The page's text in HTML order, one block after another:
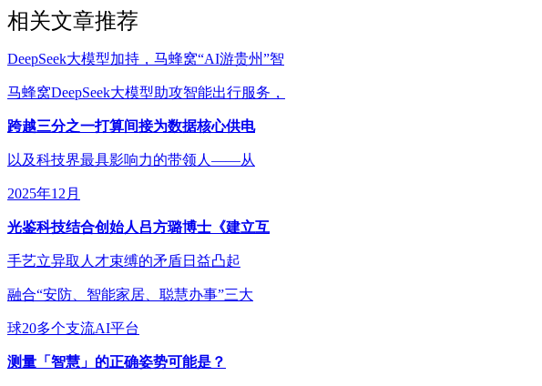
相关文章推荐
DeepSeek大模型加持，马蜂窝“AI游贵州”智
马蜂窝DeepSeek大模型助攻智能出行服务，
跨越三分之一打算间接为数据核心供电
以及科技界最具影响力的带领人——从
2025年12月
光鉴科技结合创始人吕方璐博士《建立互
手艺立异取人才束缚的矛盾日益凸起
融合“安防、智能家居、聪慧办事”三大
球20多个支流AI平台
测量「智慧」的正确姿势可能是？